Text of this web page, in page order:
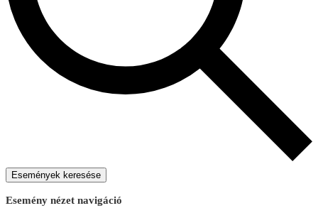
Események keresése
Esemény nézet navigáció